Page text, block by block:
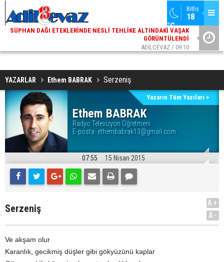
Bitlis
18
°C
ADİLCEVAZ / 13:02
SÜPHAN DAĞI ETEKLERINDE NESLI TEHLIKE ALTINDAKI VAŞAK
GÖRÜNTÜLENDI
ADİLCEVAZ / 09:10
ADILCEVAZ ESKI KAYMAKAMLARINDAN MUSTAFA ÇIFTÇI
İÇIŞLERI BAKANI OLDU
YAZARLAR Ethem BABRAK Serzeniş
Ethem BABRAK
Radyo Televizyon Öğretmeni
E-posta: ethembabrak13@gmail.com
Yazarın Tüm Yazıları >
07:55 15 Nisan 2015
Serzeniş
A+
A-
Ve akşam olur
Karanlık, gecikmiş düşler gibi gökyüzünü kaplar